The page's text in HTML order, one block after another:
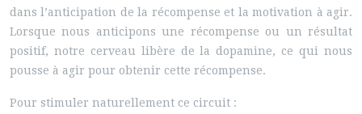
dans l’anticipation de la récompense et la motivation à agir.
Lorsque nous anticipons une récompense ou un résultat
positif, notre cerveau libère de la dopamine, ce qui nous
pousse à agir pour obtenir cette récompense.
Pour stimuler naturellement ce circuit :